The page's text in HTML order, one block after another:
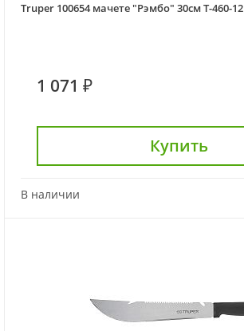
Truper 100654 мачете "Рэмбо" 30см T-460-12
1 071 ₽
Купить
В наличии